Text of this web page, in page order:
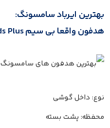
بهترین ایرباد سامسونگ:
هدفون واقعا بی سیم Samsung Galaxy Buds Plus
نوع: داخل گوشی
محفظه: پشت بسته